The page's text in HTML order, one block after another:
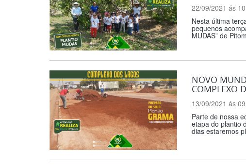
22/09/2021 ás
Nesta última
pequenos
MUDAS” de
NOVO
COMPLEXO
13/09/2021 ás
Parte de nossa
etapa do plantio
dias estaremos